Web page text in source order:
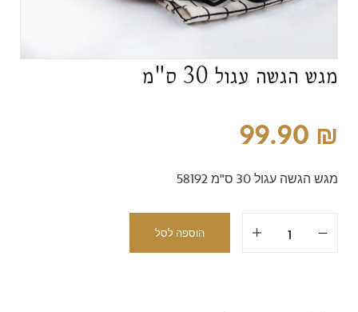
מגש הגשה עגול 30 ס"מ
99.90 ₪
מגש הגשה עגול 30 ס"מ 58192
הוספה לסל